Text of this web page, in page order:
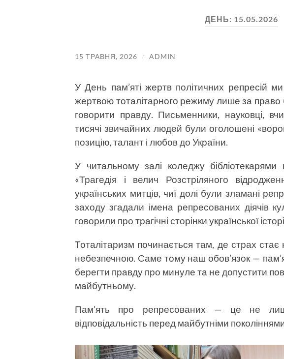
ДЕНЬ: 15.05.2026
15 ТРАВНЯ, 2026 / ADMIN
У День пам’яті жертв політичних репресій
жертвою тоталітарного режиму лише за право
говорити правду. Письменники, науковці,
тисячі звичайних людей були оголошені
позицію, талант і любов до України.
У читальному залі коледжу
«Трагедія і велич Розстріляного
українських митців, чиї долі були зламані
заходу згадали імена репресованих діячів
говорили про трагічні сторінки української
Тоталітаризм починається там, де страх
небезпечною. Саме тому наш обов’язок —
берегти правду про минуле та не допустити
майбутньому.
Пам’ять про репресованих — це не
відповідальність перед майбутніми